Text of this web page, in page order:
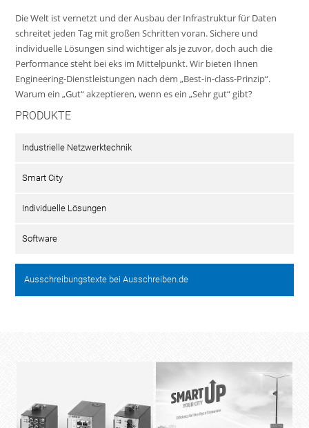
Die Welt ist vernetzt und der Ausbau der Infrastruktur für Daten
schreitet jeden Tag mit großen Schritten voran. Sichere und
individuelle Lösungen sind wichtiger als je zuvor, doch auch die
Performance steht bei eks im Mittelpunkt. Wir bieten Ihnen
Engineering-Dienstleistungen nach dem „Best-in-class-Prinzip“.
Warum ein „Gut“ akzeptieren, wenn es ein „Sehr gut“ gibt?
PRODUKTE
Industrielle Netzwerktechnik
Smart City
Individuelle Lösungen
Software
Ausschreibungstexte bei Ausschreiben.de